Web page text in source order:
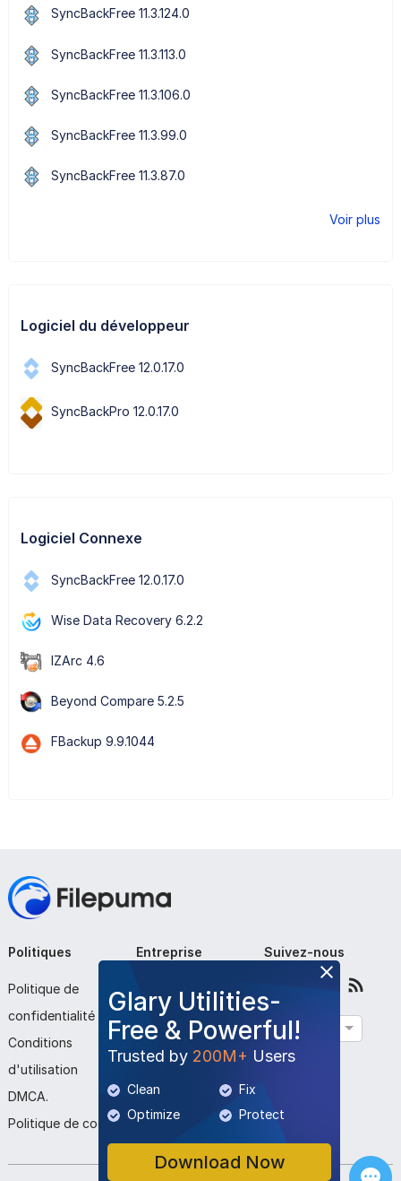
SyncBackFree 11.3.124.0
SyncBackFree 11.3.113.0
SyncBackFree 11.3.106.0
SyncBackFree 11.3.99.0
SyncBackFree 11.3.87.0
Voir plus
Logiciel du développeur
SyncBackFree 12.0.17.0
SyncBackPro 12.0.17.0
Logiciel Connexe
SyncBackFree 12.0.17.0
Wise Data Recovery 6.2.2
IZArc 4.6
Beyond Compare 5.2.5
FBackup 9.9.1044
Glary Utilities-
Free & Powerful!
Trusted by 200M+ Users
Clean
Fix
Optimize
Protect
Download Now
Politiques
Politique de
confidentialité
Conditions
d'utilisation
DMCA.
Politique de cookies
Entreprise
À propos de nous
Contactez-nous
Soumettre le
programme
Suivez-nous
Français